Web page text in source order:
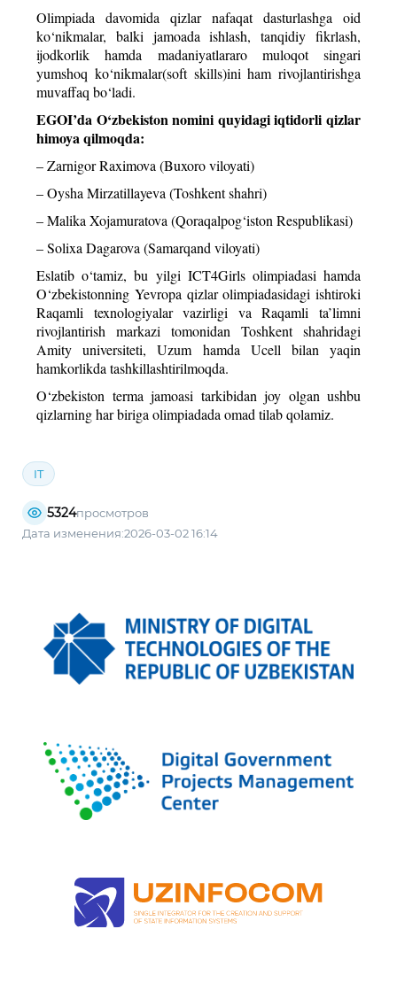
Olimpiada davomida qizlar nafaqat dasturlashga oid
ko‘nikmalar, balki jamoada ishlash, tanqidiy fikrlash,
ijodkorlik hamda madaniyatlararo muloqot singari
yumshoq ko‘nikmalar(soft skills)ini ham rivojlantirishga
muvaffaq bo‘ladi.
EGOI’da O‘zbekiston nomini quyidagi iqtidorli qizlar
himoya qilmoqda:
– Zarnigor Raximova (Buxoro viloyati)
– Oysha Mirzatillayeva (Toshkent shahri)
– Malika Xojamuratova (Qoraqalpog‘iston Respublikasi)
– Solixa Dagarova (Samarqand viloyati)
Eslatib o‘tamiz, bu yilgi ICT4Girls olimpiadasi hamda
O‘zbekistonning Yevropa qizlar olimpiadasidagi ishtiroki
Raqamli texnologiyalar vazirligi va Raqamli ta’limni
rivojlantirish markazi tomonidan Toshkent shahridagi
Amity universiteti, Uzum hamda Ucell bilan yaqin
hamkorlikda tashkillashtirilmoqda.
O‘zbekiston terma jamoasi tarkibidan joy olgan ushbu
qizlarning har biriga olimpiadada omad tilab qolamiz.
IT
5324просмотров
Дата изменения:2026-03-02 16:14